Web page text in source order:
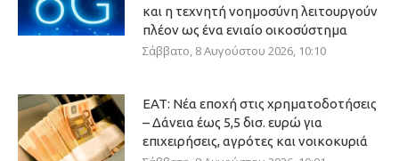
και η τεχνητή νοημοσύνη λειτουργούν
πλέον ως ένα ενιαίο οικοσύστημα
Σάββατο, 8 Αυγούστου 2026, 10:10
ΕΑΤ: Νέα εποχή στις χρηματοδοτήσεις
– Δάνεια έως 5,5 δισ. ευρώ για
επιχειρήσεις, αγρότες και νοικοκυριά